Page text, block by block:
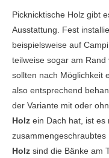
Picknicktische Holz gibt
Ausstattung. Fest
beispielsweise auf
teilweise sogar am Rand
sollten nach Möglichkeit
also entsprechend
der Variante mit oder
Holz ein Dach hat, ist es
zusammengeschraubtes
Holz sind die Bänke am